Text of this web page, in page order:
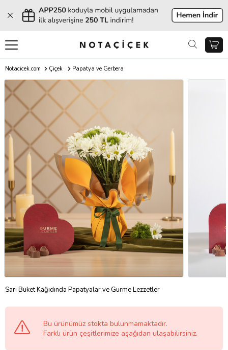
Notacicek.com Çiçek Papatya ve Gerbera
Sarı Buket Kağıdında Papatyalar ve Gurme Lezzetler
Bu ürünümüz stokta bulunmamaktadır.
Farklı ürün çeşitlerimize aşağıdan ulaşabilirsiniz.